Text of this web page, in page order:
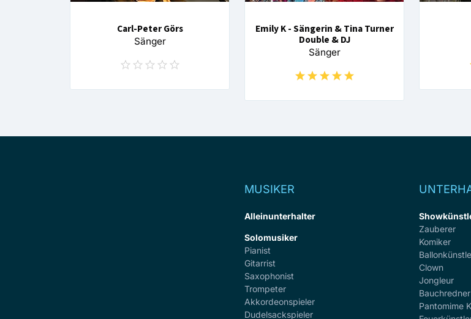
Carl-Peter Görs
Sänger
Emily K - Sängerin & Tina Turner
Double & DJ
Sänger
MUSIKER
Alleinunterhalter
Solomusiker
Pianist
Gitarrist
Saxophonist
Trompeter
Akkordeonspieler
Dudelsackspieler
Zauberer
Komiker
Clown
Jongleur
Bauchredner
Pantomime